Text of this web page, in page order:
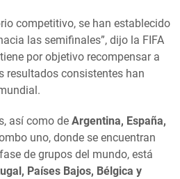
competitivo, se han establecido
las semifinales”, dijo la FIFA
por objetivo recompensar a
resultados consistentes han
así como de Argentina, España,
uno, donde se encuentran
de grupos del mundo, está
Países Bajos, Bélgica y